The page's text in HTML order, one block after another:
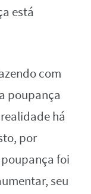
está
com
poupança
há
por
foi
seu